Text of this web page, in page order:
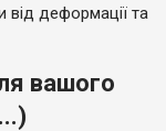
деформації та
вашого